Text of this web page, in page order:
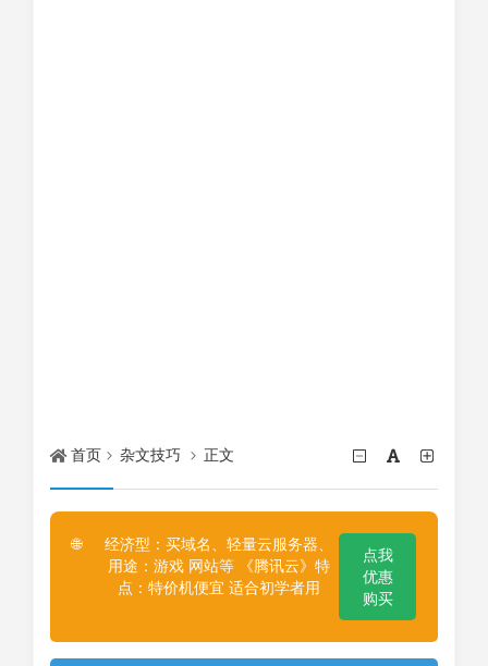
首页 杂文技巧 正文
🌐
经济型：买域名、轻量云服务器、
用途：游戏 网站等 《腾讯云》特
点：特价机便宜 适合初学者用
点我
优惠
购买